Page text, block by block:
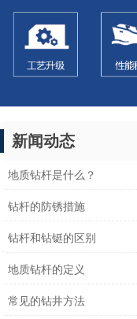
新闻动态
地质钻杆是什么？
钻杆的防锈措施
钻杆和钻铤的区别
地质钻杆的定义
常见的钻井方法